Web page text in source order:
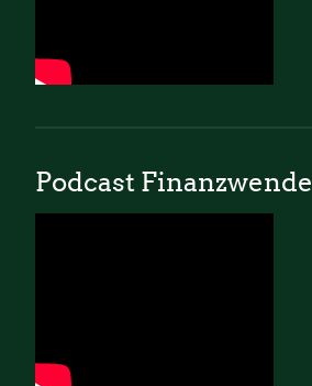
Podcast Finanzwende